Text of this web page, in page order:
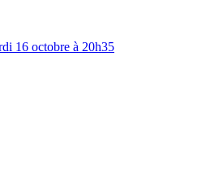
16 octobre à 20h35